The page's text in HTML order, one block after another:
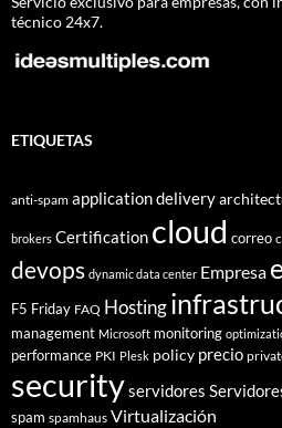
técnico 24x7.
ETIQUETAS
anti-spam application delivery
brokers Certification cloud correo
devops dynamic data center Empresa
F5 Friday FAQ Hosting
management Microsoft monitoring
performance PKI Plesk policy precio
securityservidores
spam spamhaus Virtualización